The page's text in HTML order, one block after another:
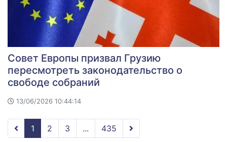
Совет Европы призвал Грузию
пересмотреть законодательство о
свободе собраний
13/06/2026 10:44:14
1 2 3 ... 435